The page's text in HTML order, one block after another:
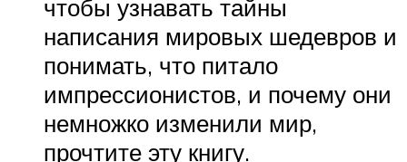
чтобы узнавать тайны
написания мировых шедевров и
понимать, что питало
импрессионистов, и почему они
немножко изменили мир,
прочтите эту книгу.